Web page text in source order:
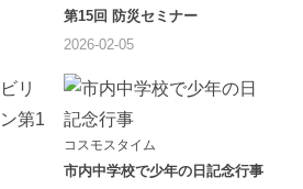
第15回 防災セミナー
2026-02-05
コスモスタイム
市内中学校で少年の日記念行事